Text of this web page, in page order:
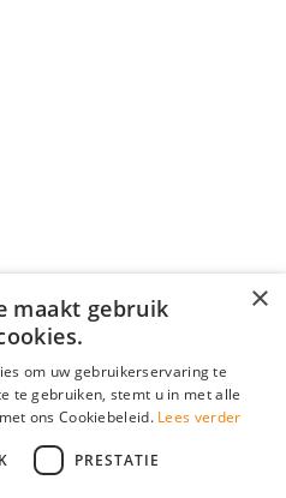
Online
×
maakt gebruik
om uw gebruikerservaring te
te gebruiken, stemt u in met alle
ons Cookiebeleid. Lees verder
PRESTATIE